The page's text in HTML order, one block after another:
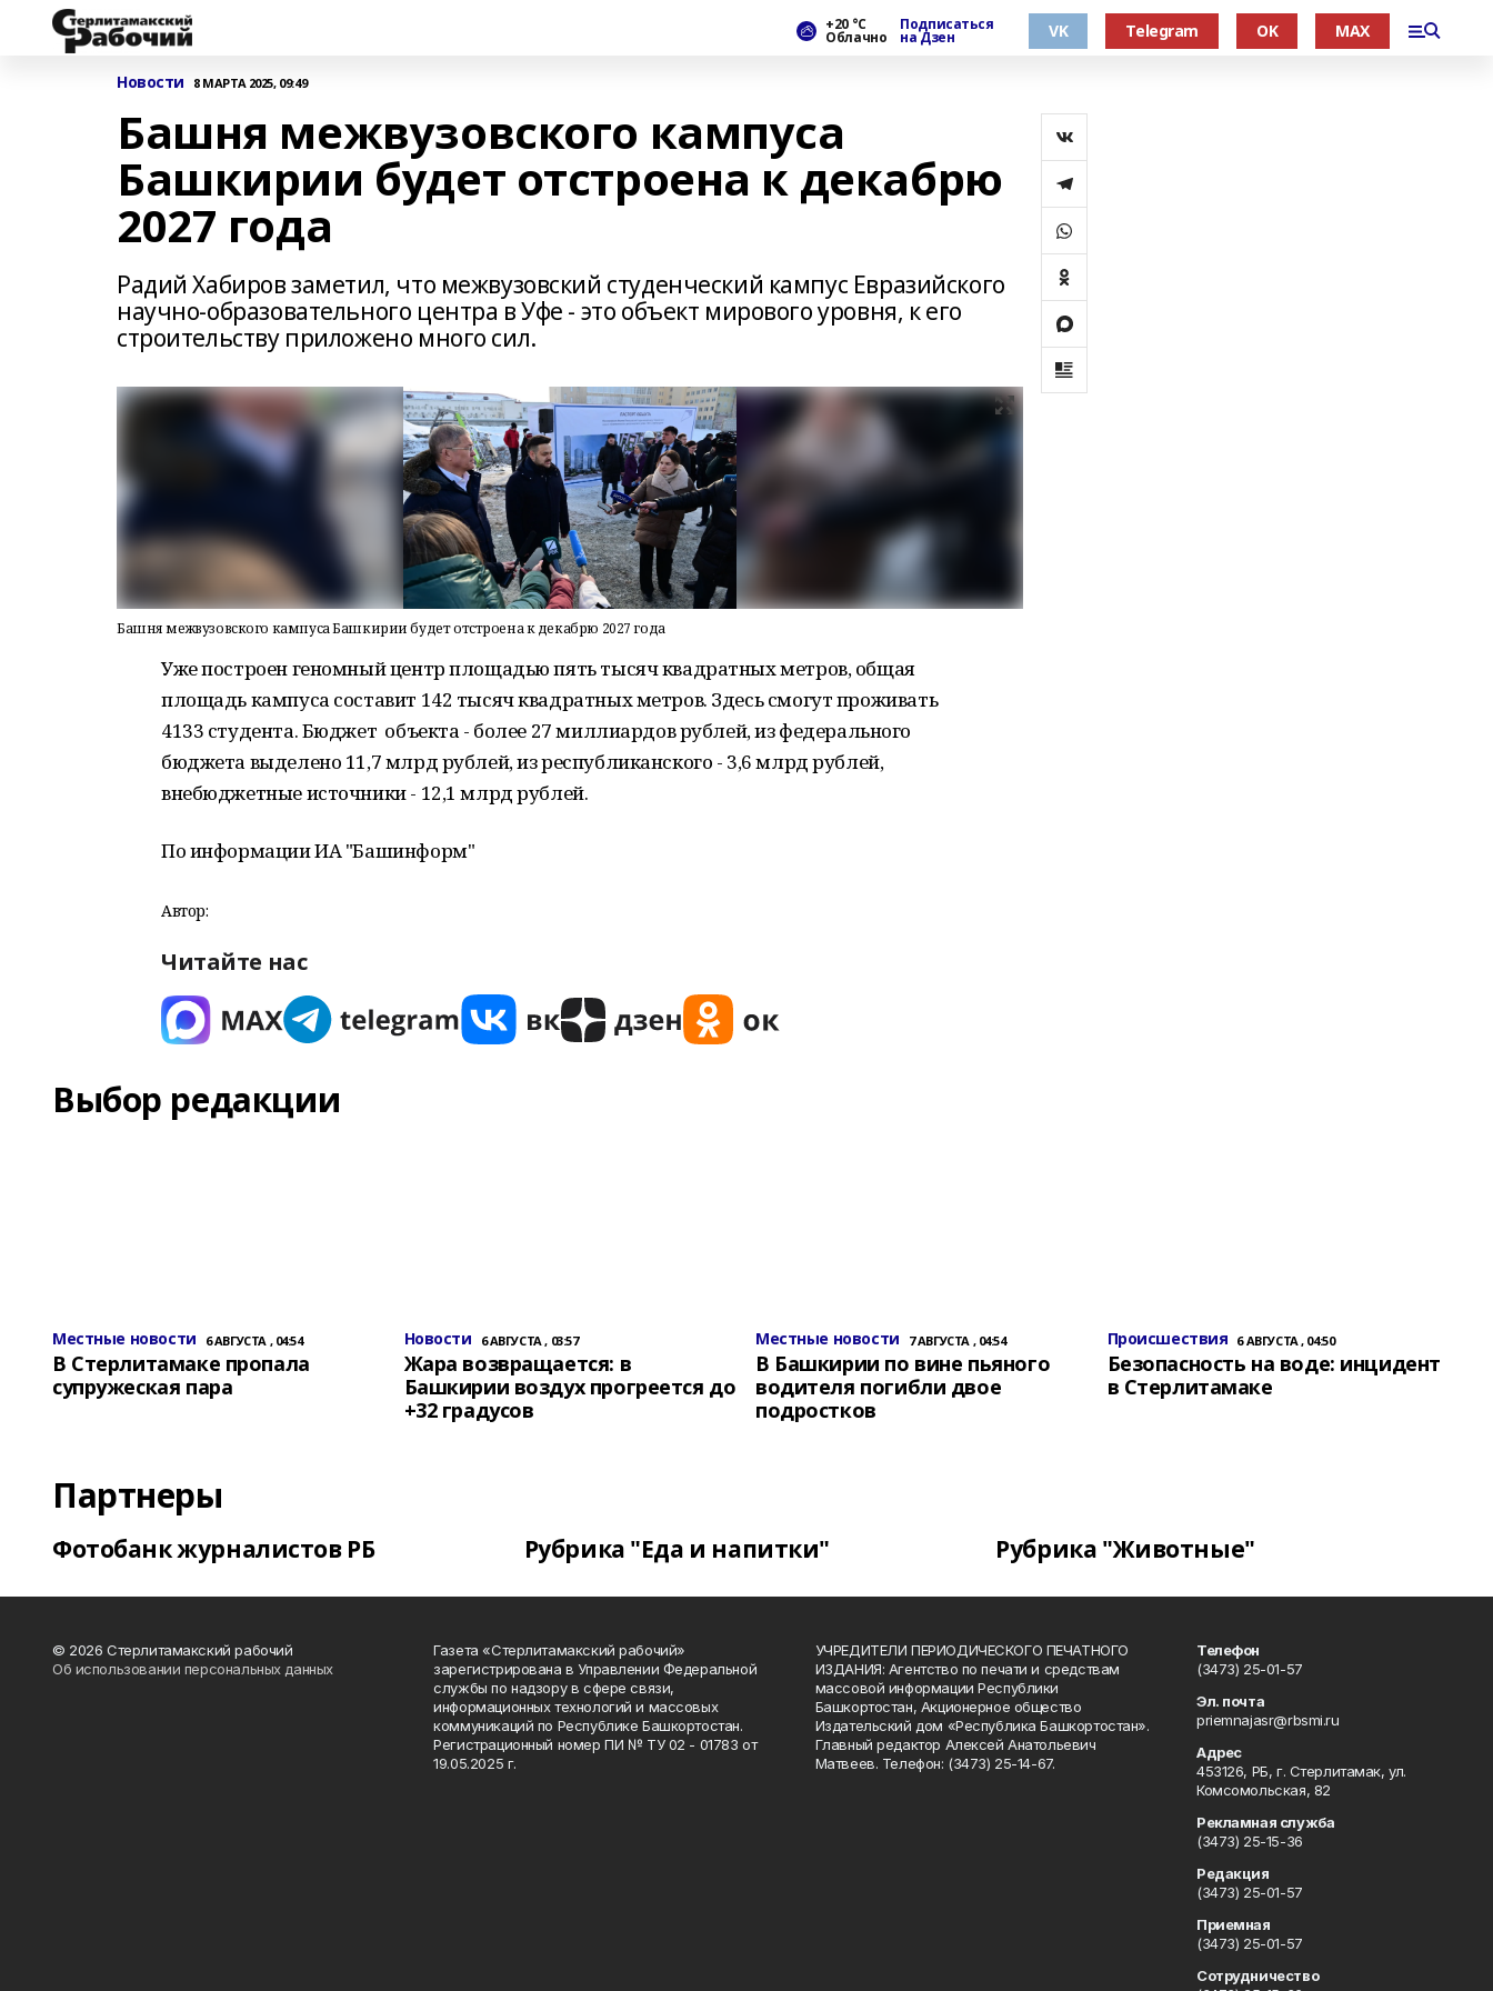
+20 °С
Облачно
Подписаться
на Дзен VK Telegram OK MAX
Новости 8 МАРТА 2025, 09:49
Башня межвузовского кампуса
Башкирии будет отстроена к декабрю
2027 года
Радий Хабиров заметил, что межвузовский студенческий кампус Евразийского
научно-образовательного центра в Уфе - это объект мирового уровня, к его
строительству приложено много сил.
Башня межвузовского кампуса Башкирии будет отстроена к декабрю 2027 года
Уже построен геномный центр площадью пять тысяч квадратных метров, общая
площадь кампуса составит 142 тысяч квадратных метров. Здесь смогут проживать
4133 студента. Бюджет объекта - более 27 миллиардов рублей, из федерального
бюджета выделено 11,7 млрд рублей, из республиканского - 3,6 млрд рублей,
внебюджетные источники - 12,1 млрд рублей.
По информации ИА "Башинформ"
Автор:
Читайте нас
Выбор редакции
Местные новости 6 АВГУСТА , 04:54
В Стерлитамаке пропала
супружеская пара
Новости 6 АВГУСТА , 03:57
Жара возвращается: в
Башкирии воздух прогреется до
+32 градусов
Местные новости 7 АВГУСТА , 04:54
В Башкирии по вине пьяного
водителя погибли двое
подростков
Происшествия 6 АВГУСТА , 04:50
Безопасность на воде: инцидент
в Стерлитамаке
Партнеры
Фотобанк журналистов РБ Рубрика "Еда и напитки" Рубрика "Животные"
© 2026 Стерлитамакский рабочий
Об использовании персональных данных
Газета «Стерлитамакский рабочий»
зарегистрирована в Управлении Федеральной
службы по надзору в сфере связи,
информационных технологий и массовых
коммуникаций по Республике Башкортостан.
Регистрационный номер ПИ № ТУ 02 - 01783 от
19.05.2025 г.
УЧРЕДИТЕЛИ ПЕРИОДИЧЕСКОГО ПЕЧАТНОГО
ИЗДАНИЯ: Агентство по печати и средствам
массовой информации Республики
Башкортостан, Акционерное общество
Издательский дом «Республика Башкортостан».
Главный редактор Алексей Анатольевич
Матвеев. Телефон: (3473) 25-14-67.
Телефон
(3473) 25-01-57
Эл. почта
priemnajasr@rbsmi.ru
Адрес
453126, РБ, г. Стерлитамак, ул.
Комсомольская, 82
Рекламная служба
(3473) 25-15-36
Редакция
(3473) 25-01-57
Приемная
(3473) 25-01-57
Сотрудничество